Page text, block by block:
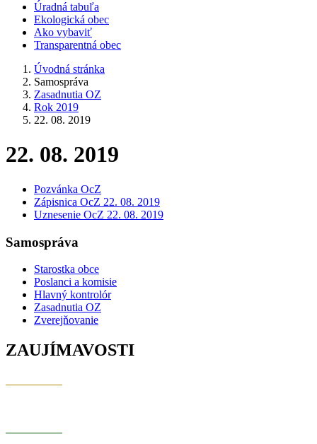
Úradná tabuľa
Ekologická obec
Ako vybaviť
Transparentná obec
Úvodná stránka
Samospráva
Zasadnutia OZ
Rok 2019
22. 08. 2019
22. 08. 2019
Pozvánka OcZ
Zápisnica OcZ 22. 08. 2019
Uznesenie OcZ 22. 08. 2019
Samospráva
Starostka obce
Poslanci a komisie
Hlavný kontrolór
Zasadnutia OZ
Zverejňovanie
ZAUJÍMAVOSTI